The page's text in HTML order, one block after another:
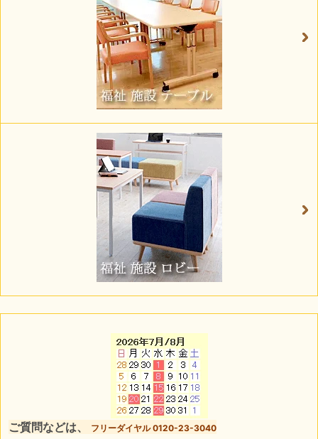
ご質問などは、 フリーダイヤル 0120-23-3040